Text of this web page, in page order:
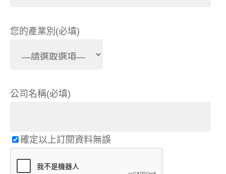
您的產業別(必填)
公司名稱(必填)
確定以上訂閱資料無誤